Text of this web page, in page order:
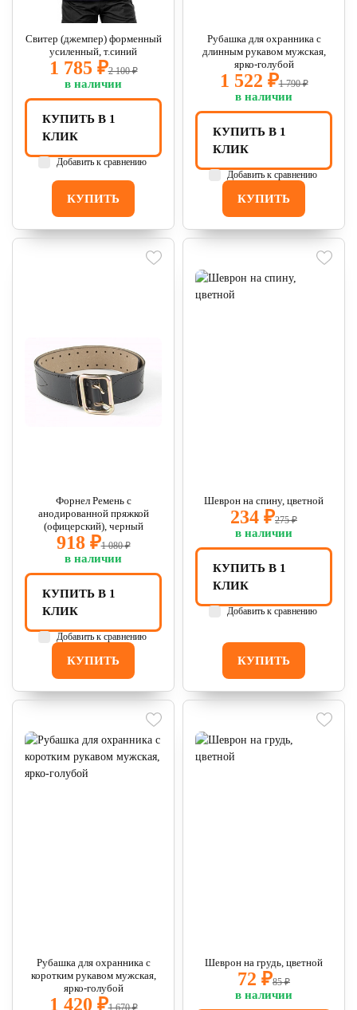
Свитер (джемпер) форменный
усиленный, т.синий
1 785 ₽2 100 ₽
в наличии
КУПИТЬ
КУПИТЬ В 1
КЛИК
Добавить к сравнению
Рубашка для охранника с
длинным рукавом мужская,
ярко-голубой
1 522 ₽1 790 ₽
в наличии
КУПИТЬ
КУПИТЬ В 1
КЛИК
Добавить к сравнению
Форнел Ремень с
анодированной пряжкой
(офицерский), черный
918 ₽1 080 ₽
в наличии
КУПИТЬ
КУПИТЬ В 1
КЛИК
Добавить к сравнению
Шеврон на спину, цветной
234 ₽275 ₽
в наличии
КУПИТЬ
КУПИТЬ В 1
КЛИК
Добавить к сравнению
Рубашка для охранника с
коротким рукавом мужская,
ярко-голубой
1 420 ₽1 670 ₽
Шеврон на грудь, цветной
72 ₽85 ₽
в наличии